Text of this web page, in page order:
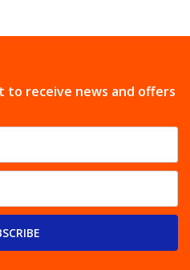
to receive news and offers